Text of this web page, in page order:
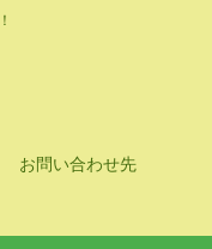
お問い合わせ先